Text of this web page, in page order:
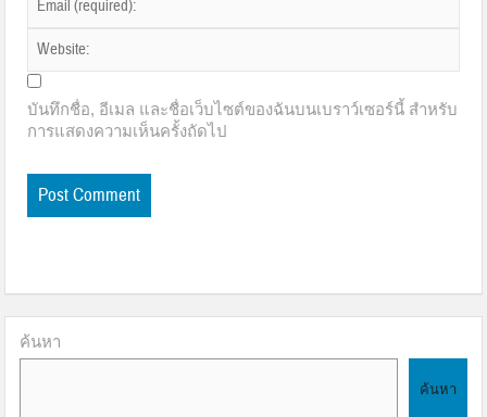
บันทึกชื่อ, อีเมล และชื่อเว็บไซต์ของฉันบนเบราว์เซอร์นี้ สำหรับ
การแสดงความเห็นครั้งถัดไป
ค้นหา
ค้นหา